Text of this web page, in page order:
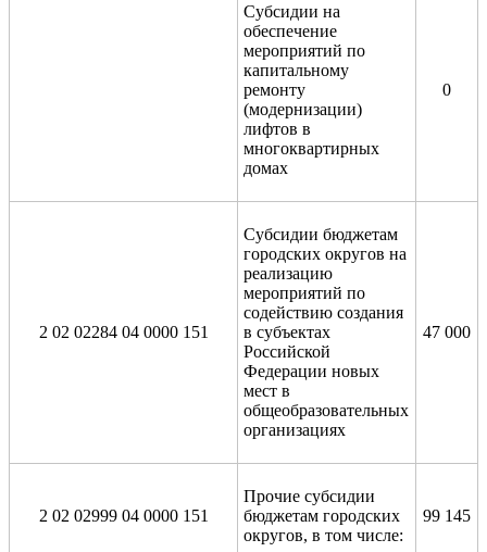
Субсидии на
обеспечение
мероприятий по
капитальному
ремонту
(модернизации)
лифтов в
многоквартирных
домах
0
2 02 02284 04 0000 151
Субсидии бюджетам
городских округов на
реализацию
мероприятий по
содействию создания
в субъектах
Российской
Федерации новых
мест в
общеобразовательных
организациях
47 000
2 02 02999 04 0000 151
Прочие субсидии
бюджетам городских
округов, в том числе:
99 145